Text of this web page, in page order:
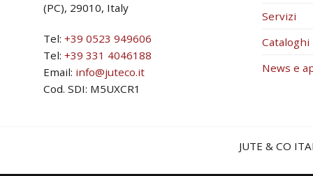
(PC), 29010, Italy
Tel: +39 0523 949606
Tel: +39 331 4046188
Email: info@juteco.it
Cod. SDI: M5UXCR1
Servizi
Cataloghi
News e
JUTE & CO